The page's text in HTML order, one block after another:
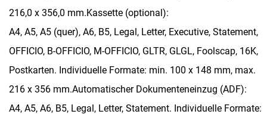
216,0 x 356,0 mm.Kassette (optional):
A4, A5, A5 (quer), A6, B5, Legal, Letter, Executive, Statement,
OFFICIO, B-OFFICIO, M-OFFICIO, GLTR, GLGL, Foolscap, 16K,
Postkarten. Individuelle Formate: min. 100 x 148 mm, max.
216 x 356 mm.Automatischer Dokumenteneinzug (ADF):
A4, A5, A6, B5, Legal, Letter, Statement. Individuelle Formate: